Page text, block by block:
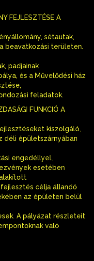
FEJLESZTÉSE A
sétautak,
beavatkozási területen.
padjainak
és a Művelődési ház
feladatok.
FUNKCIÓ A
kiszolgáló,
déli épületszárnyában
engedéllyel,
esetében
célja állandó
az épületen belül
A pályázat részleteit
való